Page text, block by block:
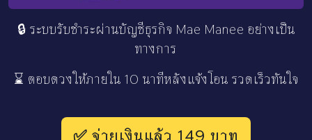
🔒 ระบบรับชำระผ่านบัญชีธุรกิจ Mae Manee อย่างเป็น
ทางการ
⌛ ตอบดวงให้ภายใน 10 นาทีหลังแจ้งโอน รวดเร็วทันใจ
✅ จ่ายเงินแล้ว 149 บาท